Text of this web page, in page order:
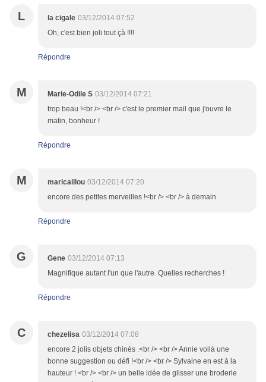
L la cigale 03/12/2014 07:52
Oh, c'est bien joli tout çà !!!!
Répondre
M Marie-Odile S 03/12/2014 07:21
trop beau !<br /> <br /> c'est le premier mail que j'ouvre le
matin, bonheur !
Répondre
M maricaillou 03/12/2014 07:20
encore des petites merveilles !<br /> <br /> à demain
Répondre
G Gene 03/12/2014 07:13
Magnifique autant l'un que l'autre. Quelles recherches !
Répondre
C chezelisa 03/12/2014 07:08
encore 2 jolis objets chinés .<br /> <br /> Annie voilà une
bonne suggestion ou défi !<br /> <br /> Sylvaine en est à la
hauteur ! <br /> <br /> un belle idée de glisser une broderie